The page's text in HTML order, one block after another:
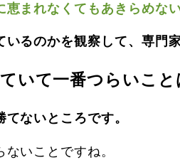
まれなくてもあきらめな
いるのかを観察して、専門
いて一番つらいこと
ないところです。
いことですね。